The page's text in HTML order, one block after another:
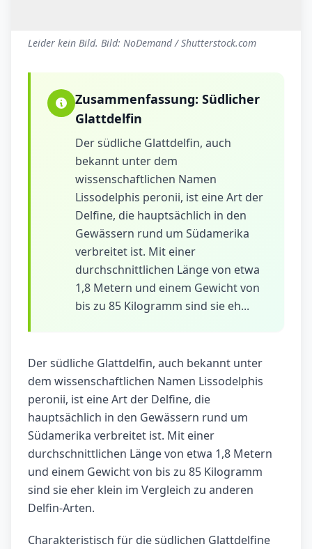
Leider kein Bild. Bild: NoDemand / Shutterstock.com
Zusammenfassung: Südlicher
Glattdelfin
Der südliche Glattdelfin, auch
bekannt unter dem
wissenschaftlichen Namen
Lissodelphis peronii, ist eine Art der
Delfine, die hauptsächlich in den
Gewässern rund um Südamerika
verbreitet ist. Mit einer
durchschnittlichen Länge von etwa
1,8 Metern und einem Gewicht von
bis zu 85 Kilogramm sind sie eh...
Der südliche Glattdelfin, auch bekannt unter
dem wissenschaftlichen Namen Lissodelphis
peronii, ist eine Art der Delfine, die
hauptsächlich in den Gewässern rund um
Südamerika verbreitet ist. Mit einer
durchschnittlichen Länge von etwa 1,8 Metern
und einem Gewicht von bis zu 85 Kilogramm
sind sie eher klein im Vergleich zu anderen
Delfin-Arten.
Charakteristisch für die südlichen Glattdelfine